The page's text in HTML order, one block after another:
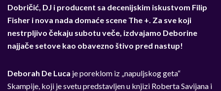
Dobričić, DJ i producent sa decenijskim iskustvom Filip
Fisher i nova nada domaće scene The +. Za sve koji
nestrpljivo čekaju subotu veče, izdvajamo Deborine
najjače setove kao obavezno štivo pred nastup!
Deborah De Luca je poreklom iz „napuljskog geta“
Skampije, koji je svetu predstavljen u knjizi Roberta Savijana i